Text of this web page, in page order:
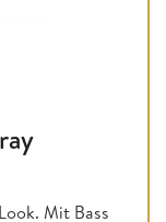
Mit Bass